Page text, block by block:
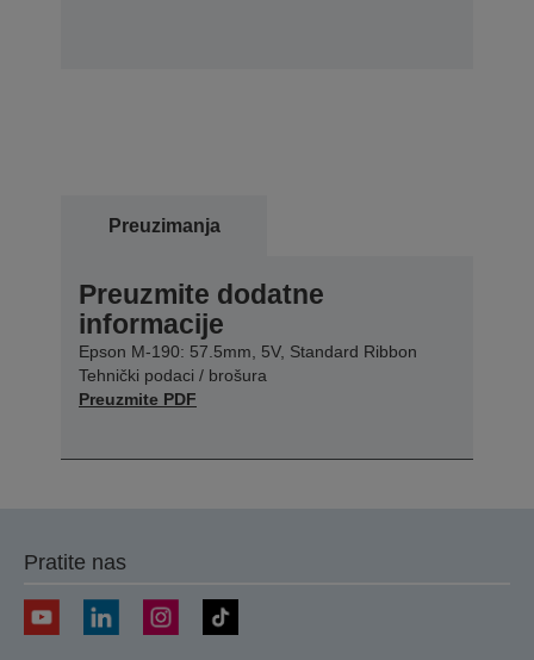
Preuzimanja
Preuzmite dodatne
informacije
Epson M-190: 57.5mm, 5V, Standard Ribbon
Tehnički podaci / brošura
Preuzmite PDF
Pratite nas